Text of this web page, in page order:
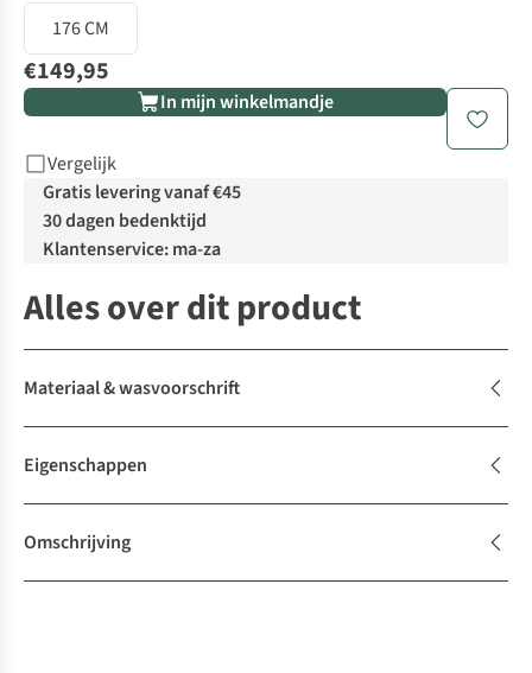
176 CM
€149,95
In mijn winkelmandje
Vergelijk
Gratis levering vanaf €45
30 dagen bedenktijd
Klantenservice: ma-za
Alles over dit product
Materiaal & wasvoorschrift
Eigenschappen
Omschrijving